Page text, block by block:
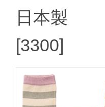
日本製
[3300]